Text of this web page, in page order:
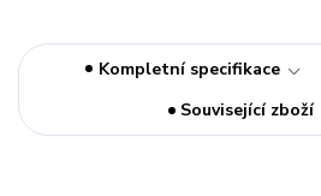
Kompletní specifikace
Související zboží